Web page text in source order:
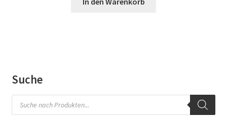
Suche
Products
search